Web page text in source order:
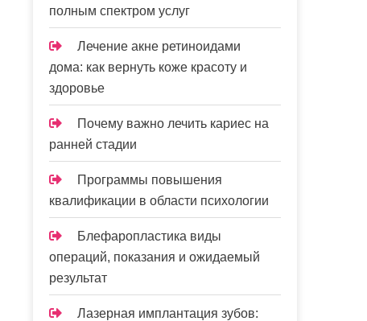
полным спектром услуг
Лечение акне ретиноидами
дома: как вернуть коже красоту и
здоровье
Почему важно лечить кариес на
ранней стадии
Программы повышения
квалификации в области психологии
Блефаропластика виды
операций, показания и ожидаемый
результат
Лазерная имплантация зубов: